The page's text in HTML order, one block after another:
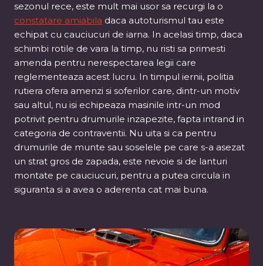
sezonul rece, este mult mai usor sa recurgi la o
constatare amiabila daca autoturismul tau este
echipat cu cauciucuri de iarna. In acelasi timp, daca
schimbi rotile de vara la timp, nu risti sa primesti
amenda pentru nerespectarea legii care
reglementeaza acest lucru. In timpul iernii, politia
rutiera ofera amenzi si soferilor care, dintr-un motiv
sau altul, nu isi echipeaza masinile intr-un mod
potrivit pentru drumurile inzapezite, fapta intrand in
categoria de contraventii. Nu uita si ca pentru
drumurile de munte sau soselele pe care s-a asezat
un strat gros de zapada, este nevoie si de lanturi
montate pe cauciucuri, pentru a putea circula in
siguranta si a avea o aderenta cat mai buna.